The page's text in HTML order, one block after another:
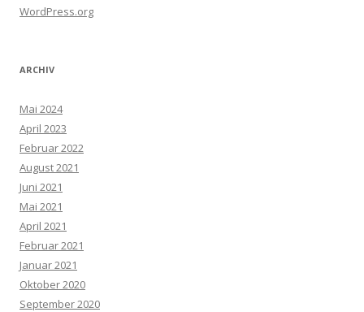
WordPress.org
ARCHIV
Mai 2024
April 2023
Februar 2022
August 2021
Juni 2021
Mai 2021
April 2021
Februar 2021
Januar 2021
Oktober 2020
September 2020